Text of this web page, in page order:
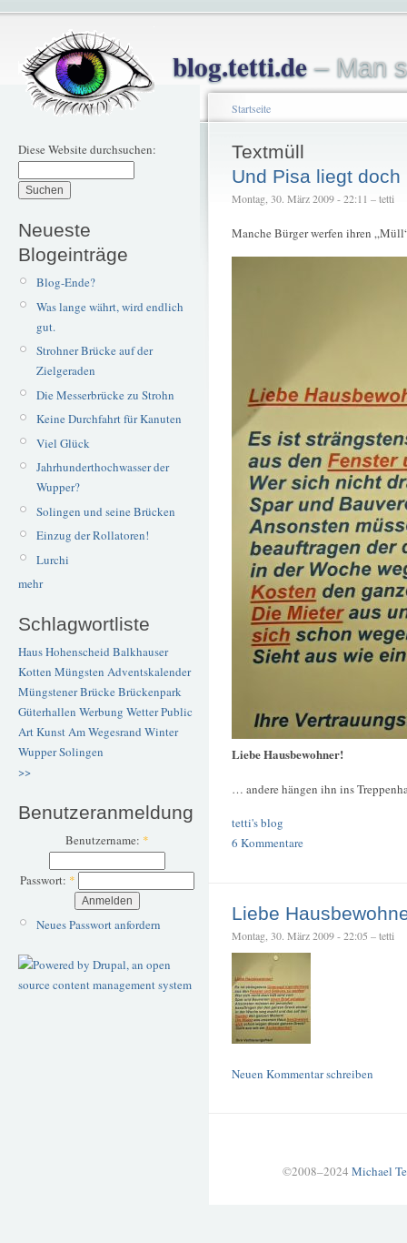
blog.tetti.de– Man
Diese Website durchsuchen:
Neueste
Blogeinträge
Blog-Ende?
Was lange währt, wird endlich
gut.
Strohner Brücke auf der
Zielgeraden
Die Messerbrücke zu Strohn
Keine Durchfahrt für Kanuten
Viel Glück
Jahrhunderthochwasser der
Wupper?
Solingen und seine Brücken
Einzug der Rollatoren!
Lurchi
mehr
Schlagwortliste
Haus Hohenscheid Balkhauser
Kotten Müngsten Adventskalender
Müngstener BrückeBrückenpark
Güterhallen Werbung WetterPublic
ArtKunstAm Wegesrand Winter
WupperSolingen
>>
Benutzeranmeldung
Benutzername: *
Passwort: *
Neues Passwort anfordern
Startseite
Textmüll
Und Pisa liegt
Montag, 30. März 2009 - 22:11 – tetti
Manche Bürger werfen ihren
Liebe Hausbewohner!
… andere hängen ihn ins
tetti's blog
6 Kommentare
Liebe
Montag, 30. März 2009 - 22:05 – tetti
Neuen Kommentar schreiben
©2008–2024 Michael